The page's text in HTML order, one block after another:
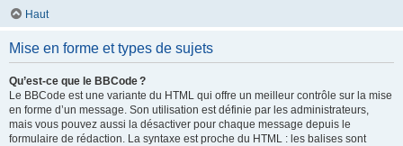
Haut
Mise en forme et types de sujets
Qu’est-ce que le BBCode ?
Le BBCode est une variante du HTML qui offre un meilleur contrôle sur la mise
en forme d’un message. Son utilisation est définie par les administrateurs,
mais vous pouvez aussi la désactiver pour chaque message depuis le
formulaire de rédaction. La syntaxe est proche du HTML : les balises sont